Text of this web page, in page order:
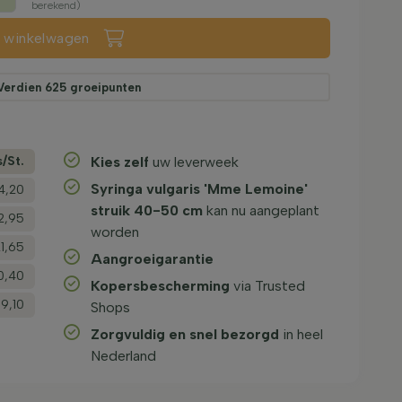
berekend)
winkelwagen
625groeipunten
­St.
Kies zelf uw leverweek
Syringa vulgaris 'Mme Lemoine'
struik 40-50 cm kan nu aangeplant
worden
Aangroeigarantie
Kopersbescherming via Trusted
Shops
Zorgvuldig en snel bezorgd in heel
Nederland